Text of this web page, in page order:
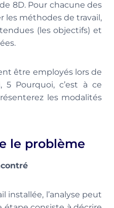
8D. Pour chacune des
les méthodes de travail,
(les objectifs) et
être employés lors de
5 Pourquoi, c’est à ce
les modalités
le problème
installée, l’analyse peut